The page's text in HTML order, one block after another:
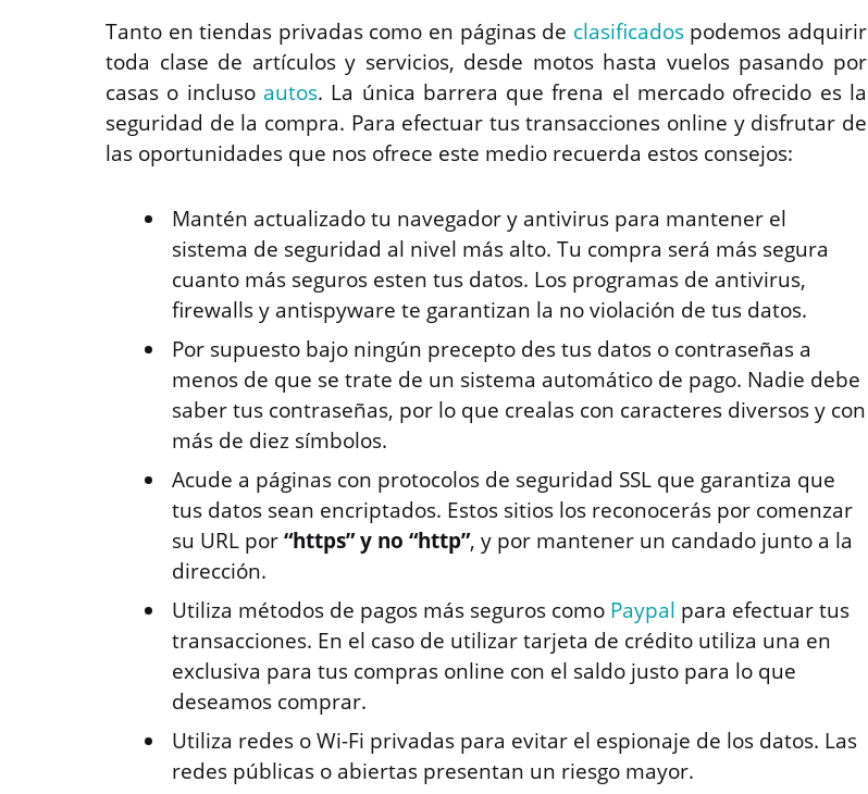
Tanto en tiendas privadas como en páginas de clasificadospodemos adquirir
toda clase de artículos y servicios, desde motos hasta vuelos pasando por
casas o incluso autos. La única barrera que frena el mercado ofrecido es la
seguridad de la compra. Para efectuar tus transacciones online y disfrutar de
las oportunidades que nos ofrece este medio recuerda estos consejos:
Mantén actualizado tu navegador y antivirus para mantener el
sistema de seguridad al nivel más alto. Tu compra será más segura
cuanto más seguros esten tus datos. Los programas de antivirus,
firewalls y antispyware te garantizan la no violación de tus datos.
Por supuesto bajo ningún precepto des tus datos o contraseñas a
menos de que se trate de un sistema automático de pago. Nadie debe
saber tus contraseñas, por lo que crealas con caracteres diversos y con
más de diez símbolos.
Acude a páginas con protocolos de seguridad SSL que garantiza que
tus datos sean encriptados. Estos sitios los reconocerás por comenzar
su URL por“https” y no “http”, y por mantener un candado junto a la
dirección.
Utiliza métodos de pagos más seguros como Paypal para efectuar tus
transacciones. En el caso de utilizar tarjeta de crédito utiliza una en
exclusiva para tus compras online con el saldo justo para lo que
deseamos comprar.
Utiliza redes o Wi-Fi privadas para evitar el espionaje de los datos. Las
redes públicas o abiertas presentan un riesgo mayor.